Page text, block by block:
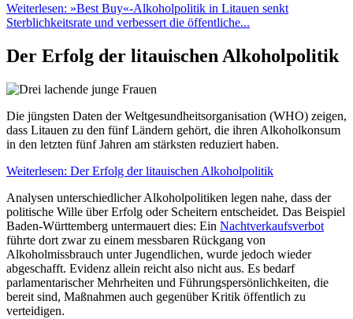
Weiterlesen: »Best Buy«-Alkoholpolitik in Litauen senkt
Sterblichkeitsrate und verbessert die öffentliche...
Der Erfolg der litauischen Alkoholpolitik
Die jüngsten Daten der Weltgesundheitsorganisation (WHO) zeigen,
dass Litauen zu den fünf Ländern gehört, die ihren Alkoholkonsum
in den letzten fünf Jahren am stärksten reduziert haben.
Weiterlesen: Der Erfolg der litauischen Alkoholpolitik
Analysen unterschiedlicher Alkoholpolitiken legen nahe, dass der
politische Wille über Erfolg oder Scheitern entscheidet. Das Beispiel
Baden-Württemberg untermauert dies: Ein Nachtverkaufsverbot
führte dort zwar zu einem messbaren Rückgang von
Alkoholmissbrauch unter Jugendlichen, wurde jedoch wieder
abgeschafft. Evidenz allein reicht also nicht aus. Es bedarf
parlamentarischer Mehrheiten und Führungspersönlichkeiten, die
bereit sind, Maßnahmen auch gegenüber Kritik öffentlich zu
verteidigen.